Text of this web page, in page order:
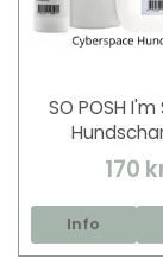
SO POSH I'm
170
Info